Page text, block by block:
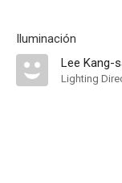
Iluminación
Lee Kang-
Lighting